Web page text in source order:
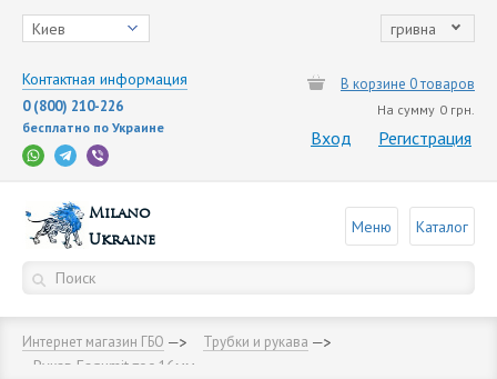
Киев гривна
Контактная информация
0 (800) 210-226
бесплатно по Украине
В корзине 0 товаров
На сумму 0 грн.
Вход Регистрация
Milano
Ukraine
Меню Каталог
Интернет магазин ГБО Трубки и рукава
Рукав Fagumit тос.16мм.